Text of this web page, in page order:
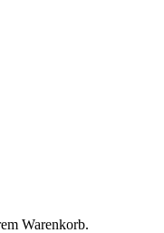
Warenkorb.